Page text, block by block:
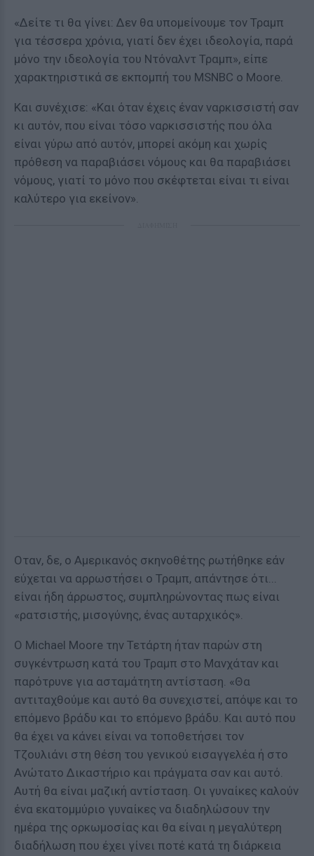
«Δείτε τι θα γίνει: Δεν θα υπομείνουμε τον Τραμπ
για τέσσερα χρόνια, γιατί δεν έχει ιδεολογία, παρά
μόνο την ιδεολογία του Ντόναλντ Τραμπ», είπε
χαρακτηριστικά σε εκπομπή του MSNBC ο Moore.
Και συνέχισε: «Και όταν έχεις έναν ναρκισσιστή σαν
κι αυτόν, που είναι τόσο ναρκισσιστής που όλα
είναι γύρω από αυτόν, μπορεί ακόμη και χωρίς
πρόθεση να παραβιάσει νόμους και θα παραβιάσει
νόμους, γιατί το μόνο που σκέφτεται είναι τι είναι
καλύτερο για εκείνον».
Οταν, δε, ο Αμερικανός σκηνοθέτης ρωτήθηκε εάν
εύχεται να αρρωστήσει ο Τραμπ, απάντησε ότι...
είναι ήδη άρρωστος, συμπληρώνοντας πως είναι
«ρατσιστής, μισογύνης, ένας αυταρχικός».
Ο Michael Moore την Τετάρτη ήταν παρών στη
συγκέντρωση κατά του Τραμπ στο Μανχάταν και
παρότρυνε για ασταμάτητη αντίσταση. «Θα
αντιταχθούμε και αυτό θα συνεχιστεί, απόψε και το
επόμενο βράδυ και το επόμενο βράδυ. Και αυτό που
θα έχει να κάνει είναι να τοποθετήσει τον
Τζουλιάνι στη θέση του γενικού εισαγγελέα ή στο
Ανώτατο Δικαστήριο και πράγματα σαν και αυτό.
Αυτή θα είναι μαζική αντίσταση. Οι γυναίκες καλούν
ένα εκατομμύριο γυναίκες να διαδηλώσουν την
ημέρα της ορκωμοσίας και θα είναι η μεγαλύτερη
διαδήλωση που έχει γίνει ποτέ κατά τη διάρκεια